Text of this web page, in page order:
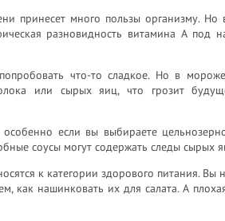
принесет много пользы организму. Но
разновидность витамина А под
что-то сладкое. Но в
или сырых яиц, что грозит
если вы выбираете
соусы могут содержать следы сырых
к категории здорового питания. Вы
как нашинковать их для салата. А